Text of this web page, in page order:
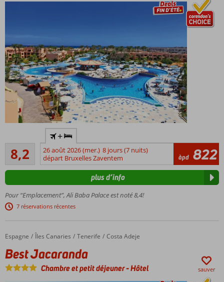
restaurants
à la carte
pour tous
les goûts
Suites
familiales
pouvant
accueillir
personnes
Parc
aquatique,
cinéma et
bien plus
encore
gratuit au
parc
aquatique
chambres
familiales
Vous
pouvez
même
y faire
du
patin !
8,2
Très bon
587
commentaires
+
26 août 2026 (mer.) 8 jours (7 nuits)
départ Bruxelles Zaventem
àpd 822
Pour “Emplacement”, Ali Baba Palace est noté 8,4!
7 réservations récentes
plus d’info
Accueil
Espagne Îles Canaries Tenerife Costa Adeje
Best Jacaranda
Best Jacaranda
Chambre et petit déjeuner-Hôtel sauver